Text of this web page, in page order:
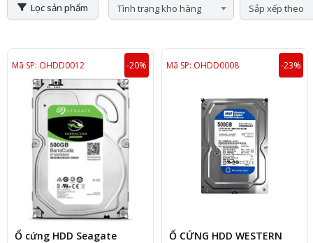
Lọc sản phẩm Tình trạng kho hàng Sắp xếp theo
Mã SP: OHDD0012 -20%
Ổ cứng HDD Seagate
Mã SP: OHDD0008 -23%
Ổ CỨNG HDD WESTERN